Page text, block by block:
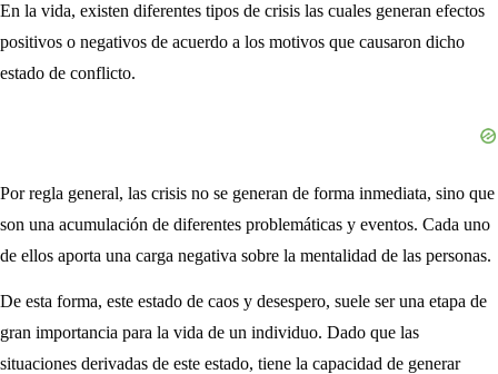
En la vida, existen diferentes tipos de crisis las cuales generan efectos
positivos o negativos de acuerdo a los motivos que causaron dicho
estado de conflicto.
Por regla general, las crisis no se generan de forma inmediata, sino que
son una acumulación de diferentes problemáticas y eventos. Cada uno
de ellos aporta una carga negativa sobre la mentalidad de las personas.
De esta forma, este estado de caos y desespero, suele ser una etapa de
gran importancia para la vida de un individuo. Dado que las
situaciones derivadas de este estado, tiene la capacidad de generar